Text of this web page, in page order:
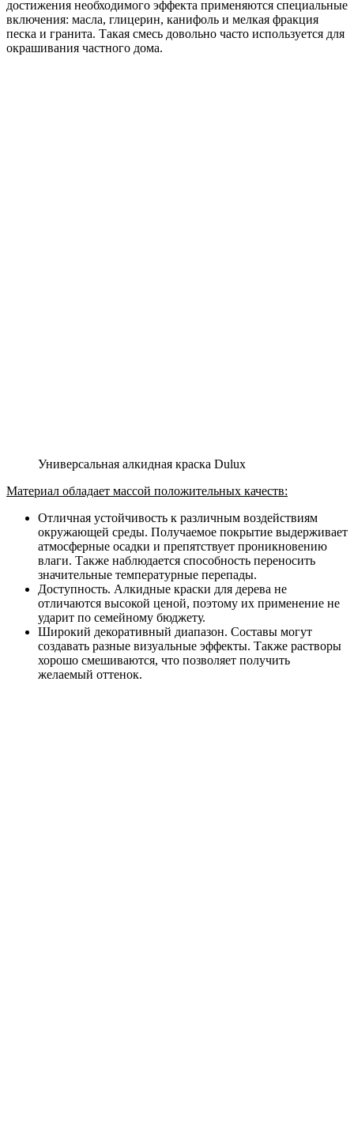
достижения необходимого эффекта применяются специальные
включения: масла, глицерин, канифоль и мелкая фракция
песка и гранита. Такая смесь довольно часто используется для
окрашивания частного дома.
Универсальная алкидная краска Dulux
Материал обладает массой положительных качеств:
Отличная устойчивость к различным воздействиям
окружающей среды. Получаемое покрытие выдерживает
атмосферные осадки и препятствует проникновению
влаги. Также наблюдается способность переносить
значительные температурные перепады.
Доступность. Алкидные краски для дерева не
отличаются высокой ценой, поэтому их применение не
ударит по семейному бюджету.
Широкий декоративный диапазон. Составы могут
создавать разные визуальные эффекты. Также растворы
хорошо смешиваются, что позволяет получить
желаемый оттенок.